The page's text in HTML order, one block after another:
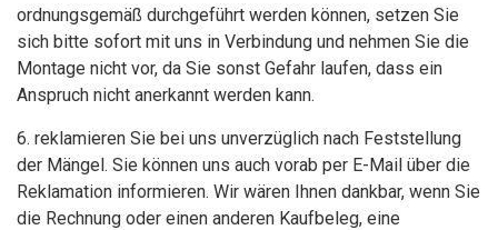
ordnungsgemäß durchgeführt werden können, setzen Sie
sich bitte sofort mit uns in Verbindung und nehmen Sie die
Montage nicht vor, da Sie sonst Gefahr laufen, dass ein
Anspruch nicht anerkannt werden kann.
6. reklamieren Sie bei uns unverzüglich nach Feststellung
der Mängel. Sie können uns auch vorab per E-Mail über die
Reklamation informieren. Wir wären Ihnen dankbar, wenn Sie
die Rechnung oder einen anderen Kaufbeleg, eine